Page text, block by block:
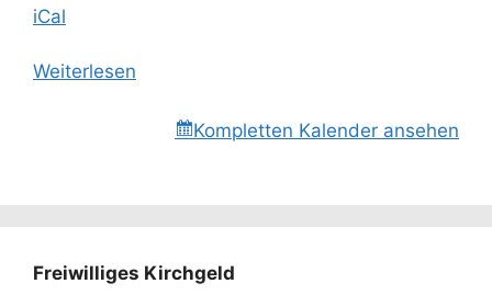
iCal
Weiterlesen
Kompletten Kalender ansehen
Freiwilliges Kirchgeld